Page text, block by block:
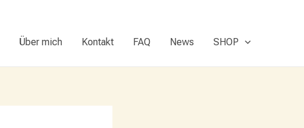
Über mich Kontakt FAQ News SHOP